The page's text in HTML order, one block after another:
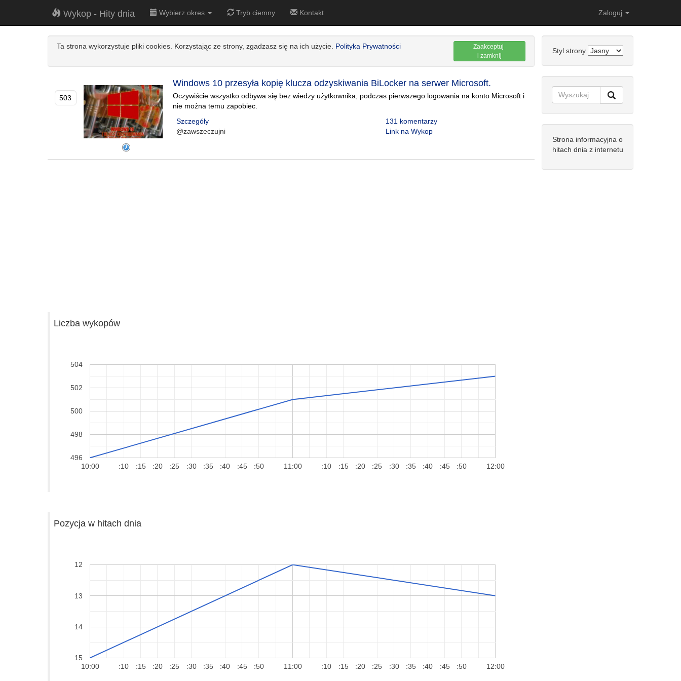
Wykop - Hity dnia Wybierz okres Tryb ciemny Kontakt Zaloguj
Ta strona wykorzystuje pliki cookies. Korzystając ze strony, zgadzasz się na ich użycie. Polityka Prywatności
Zaakceptuj
i zamknij
503
Windows 10 przesyła kopię klucza odzyskiwania BiLocker na serwer Microsoft.
Oczywiście wszystko odbywa się bez wiedzy użytkownika, podczas pierwszego logowania na konto Microsoft i
nie można temu zapobiec.
Szczegóły
@zawszeczujni
131 komentarzy
Link na Wykop
Liczba wykopów
10:00 11:00 12:00
:10 :15 :20 :25 :30 :35 :40 :45 :50 :10 :15 :20 :25 :30 :35 :40 :45 :50
496
498
500
502
504
Pozycja w hitach dnia
10:00 11:00 12:00
:10 :15 :20 :25 :30 :35 :40 :45 :50 :10 :15 :20 :25 :30 :35 :40 :45 :50
12
13
14
15
Styl strony
Strona informacyjna o
hitach dnia z internetu